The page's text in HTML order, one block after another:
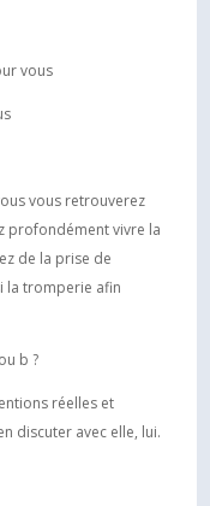
vous
vous retrouverez
profondément vivre la
de la prise de
la tromperie afin
b ?
réelles et
discuter avec elle, lui.